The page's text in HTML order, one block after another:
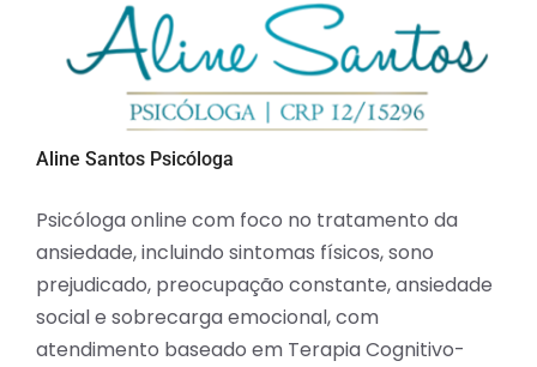
Aline Santos Psicóloga
Psicóloga online com foco no tratamento da
ansiedade, incluindo sintomas físicos, sono
prejudicado, preocupação constante, ansiedade
social e sobrecarga emocional, com
atendimento baseado em Terapia Cognitivo-